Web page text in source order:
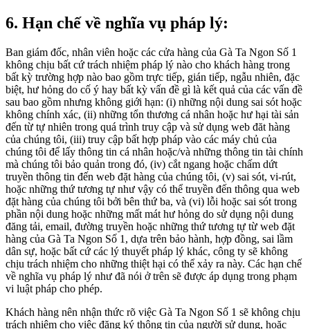
6. Hạn chế về nghĩa vụ pháp lý:
Ban giám đốc, nhân viên hoặc các cửa hàng của Gà Ta Ngon Số 1
không chịu bất cứ trách nhiệm pháp lý nào cho khách hàng trong
bất kỳ trường hợp nào bao gồm trực tiếp, gián tiếp, ngẫu nhiên, đặc
biệt, hư hỏng do cố ý hay bất kỳ vấn đề gì là kết quả của các vấn đề
sau bao gồm nhưng không giới hạn: (i) những nội dung sai sót hoặc
không chính xác, (ii) những tổn thương cá nhân hoặc hư hại tài sản
đến từ tự nhiên trong quá trình truy cập và sử dụng web đăt hàng
của chúng tôi, (iii) truy cập bất hợp pháp vào các máy chủ của
chúng tôi để lấy thông tin cá nhân hoặc/và những thông tin tài chính
mà chúng tôi bảo quản trong đó, (iv) cắt ngang hoặc chấm dứt
truyền thông tin đến web đặt hàng của chúng tôi, (v) sai sót, vi-rút,
hoặc những thứ tương tự như vậy có thể truyền đến thông qua web
đặt hàng của chúng tôi bởi bên thứ ba, và (vi) lỗi hoặc sai sót trong
phần nội dung hoặc những mất mát hư hỏng do sử dụng nội dung
đăng tải, email, đường truyền hoặc những thứ tương tự từ web đặt
hàng của Gà Ta Ngon Số 1, dựa trên bảo hành, hợp đồng, sai lầm
dân sự, hoặc bất cứ các lý thuyết pháp lý khác, công ty sẽ không
chịu trách nhiệm cho những thiệt hại có thể xảy ra này. Các hạn chế
về nghĩa vụ pháp lý như đã nói ở trên sẽ được áp dụng trong phạm
vi luật pháp cho phép.
Khách hàng nên nhận thức rõ việc Gà Ta Ngon Số 1 sẽ không chịu
trách nhiệm cho việc đăng ký thông tin của người sử dụng, hoặc